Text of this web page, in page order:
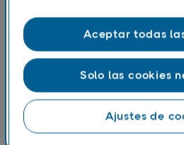
Ubicaciones
Nuestra sólida red de puntos
envío y la recepción de
pueden elegir ubicaciones
hogares o lugares de trabajo
Ajustes de
Solo las cookies
Aceptar todas